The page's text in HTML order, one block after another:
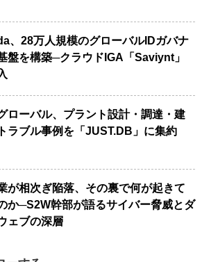
、28万人規模のグローバルIDガバナ
盤を構築─クラウドIGA「Saviynt」
ローバル、プラント設計・調達・建
ラブル事例を「JUST.DB」に集約
が相次ぎ陥落、その裏で何が起きて
か─S2W幹部が語るサイバー脅威とダ
ェブの深層